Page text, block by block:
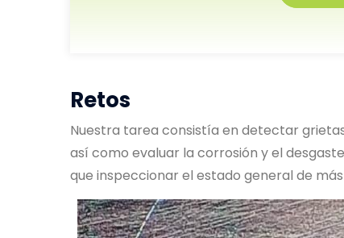
Retos
Nuestra tarea consistía en detectar
así como evaluar la corrosión y el
que inspeccionar el estado general de